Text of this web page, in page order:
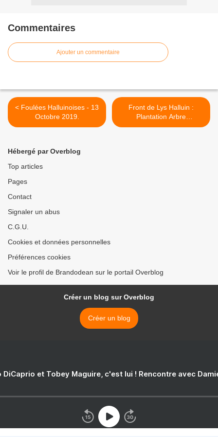
Commentaires
Ajouter un commentaire
< Foulées Halluinoises - 13
Octobre 2019.
Front de Lys Halluin :
Plantation Arbre
Symbolique (Octobre
Hébergé par Overblog
Top articles
Pages
Contact
Signaler un abus
C.G.U.
Cookies et données personnelles
Préférences cookies
Voir le profil de Brandodean sur le portail Overblog
Créer un blog sur Overblog
Créer un blog
DiCaprio et Tobey Maguire, c'est lui ! Rencontre avec